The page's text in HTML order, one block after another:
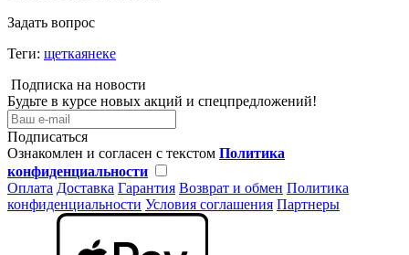
Задать вопрос
Теги: щеткаянеке
Подписка на новости
Будьте в курсе новых акций и спецпредложений!
Подписаться
Ознакомлен и согласен с текстом Политика
конфиденциальности
Оплата Доставка Гарантия Возврат и обмен Политика
конфиденциальности Условия соглашения Партнеры